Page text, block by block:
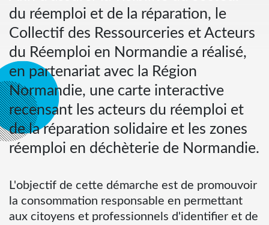
du réemploi et de la réparation, le
Collectif des Ressourceries et Acteurs
du Réemploi en Normandie a réalisé,
en partenariat avec la Région
Normandie, une carte interactive
recensant les acteurs du réemploi et
de la réparation solidaire et les zones
réemploi en déchèterie de Normandie.
L'objectif de cette démarche est de promouvoir
la consommation responsable en permettant
aux citoyens et professionnels d'identifier et de